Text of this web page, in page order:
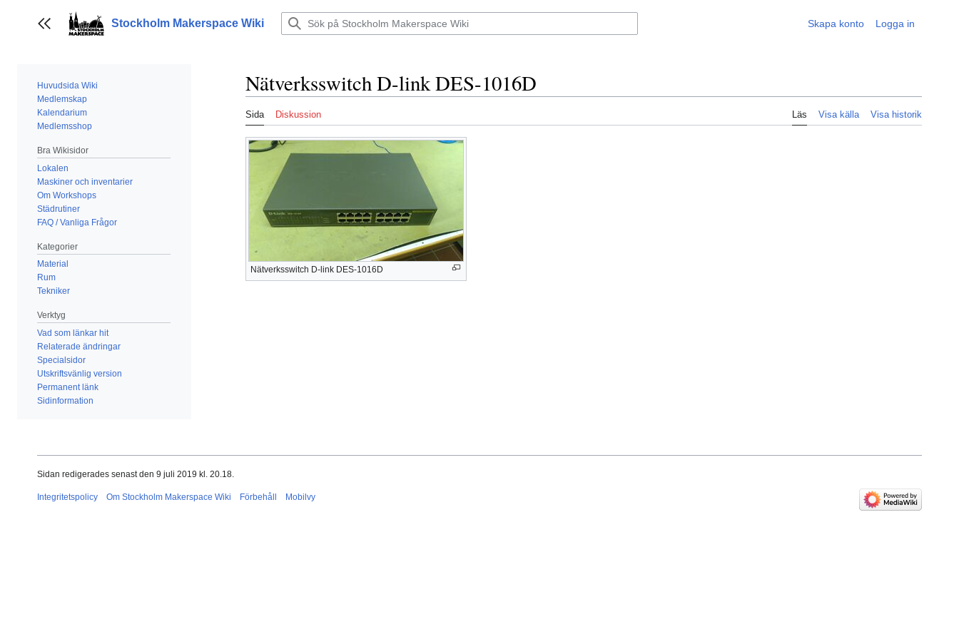
till
innehållet
Visa/dölj sidofält
Stockholm Makerspace Wiki Skapa konto Logga in
Huvudsida Wiki
Medlemskap
Kalendarium
Medlemsshop
Bra Wikisidor
Lokalen
Maskiner och inventarier
Om Workshops
Städrutiner
FAQ / Vanliga Frågor
Kategorier
Material
Rum
Tekniker
Verktyg
Vad som länkar hit
Relaterade ändringar
Specialsidor
Utskriftsvänlig version
Permanent länk
Sidinformation
Nätverksswitch D-link DES-1016D
Sida Diskussion Läs Visa källa Visa historik
Nätverksswitch D-link DES-1016D
Sidan redigerades senast den 9 juli 2019 kl. 20.18.
Integritetspolicy Om Stockholm Makerspace Wiki Förbehåll Mobilvy